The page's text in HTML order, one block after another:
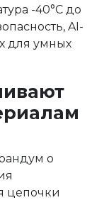
-40°C до
AI-
для умных
о
цепочки